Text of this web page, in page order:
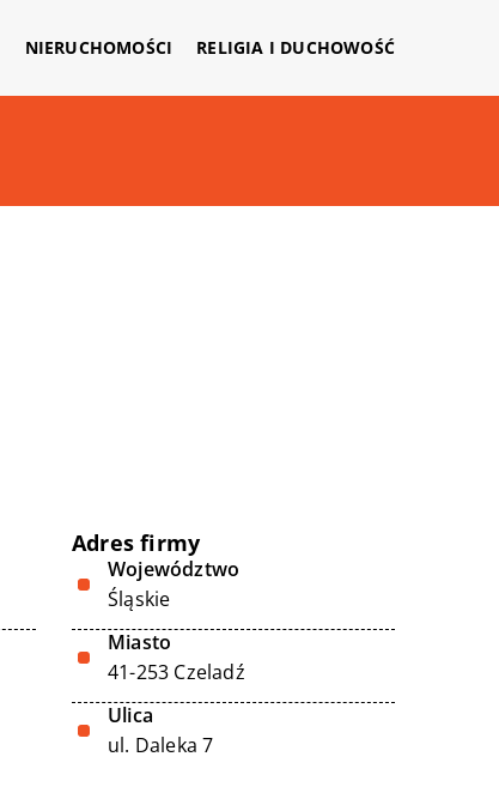
NIERUCHOMOŚCI RELIGIA I DUCHOWOŚĆ
Adres firmy
Województwo
Śląskie
Miasto
41-253 Czeladź
Ulica
ul. Daleka 7